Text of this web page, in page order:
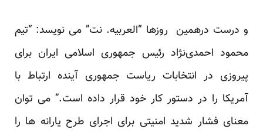
و درست درهمین روزها “العربیه. نت” می نویسد: “تیم
محمود احمدی‌نژاد رئیس جمهوری اسلامی ایران برای
پیروزی در انتخابات ریاست جمهوری آینده ارتباط با
آمریکا را در دستور کار خود قرار داده است.” می توان
معنای فشار شدید امنیتی برای اجرای طرح یارانه ها را